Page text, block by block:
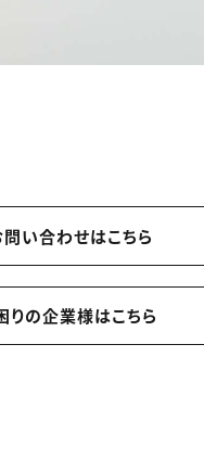
い合わせはこちら
りの企業様はこちら